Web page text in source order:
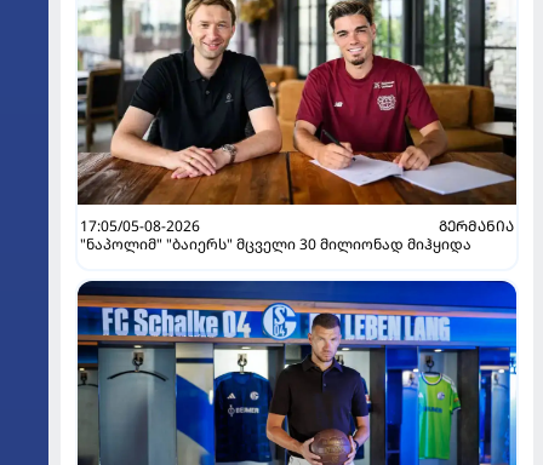
17:05/05-08-2026
ᲒᲔᲠᲛᲐᲜᲘᲐ
"ნაპოლიმ" "ბაიერს" მცველი 30 მილიონად მიჰყიდა